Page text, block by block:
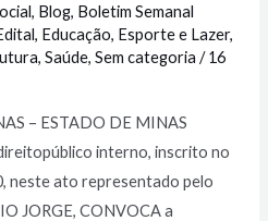
, Blog, Boletim Semanal
, Educação, Esporte e Lazer,
,Saúde,Sem categoria /16
– ESTADO DE MINAS
interno, inscrito no
neste ato representado pelo
JORGE, CONVOCA a